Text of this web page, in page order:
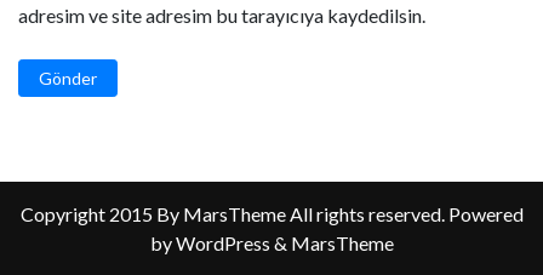
adresim ve site adresim bu tarayıcıya kaydedilsin.
Gönder
Copyright 2015 By MarsTheme All rights reserved. Powered
by WordPress & MarsTheme